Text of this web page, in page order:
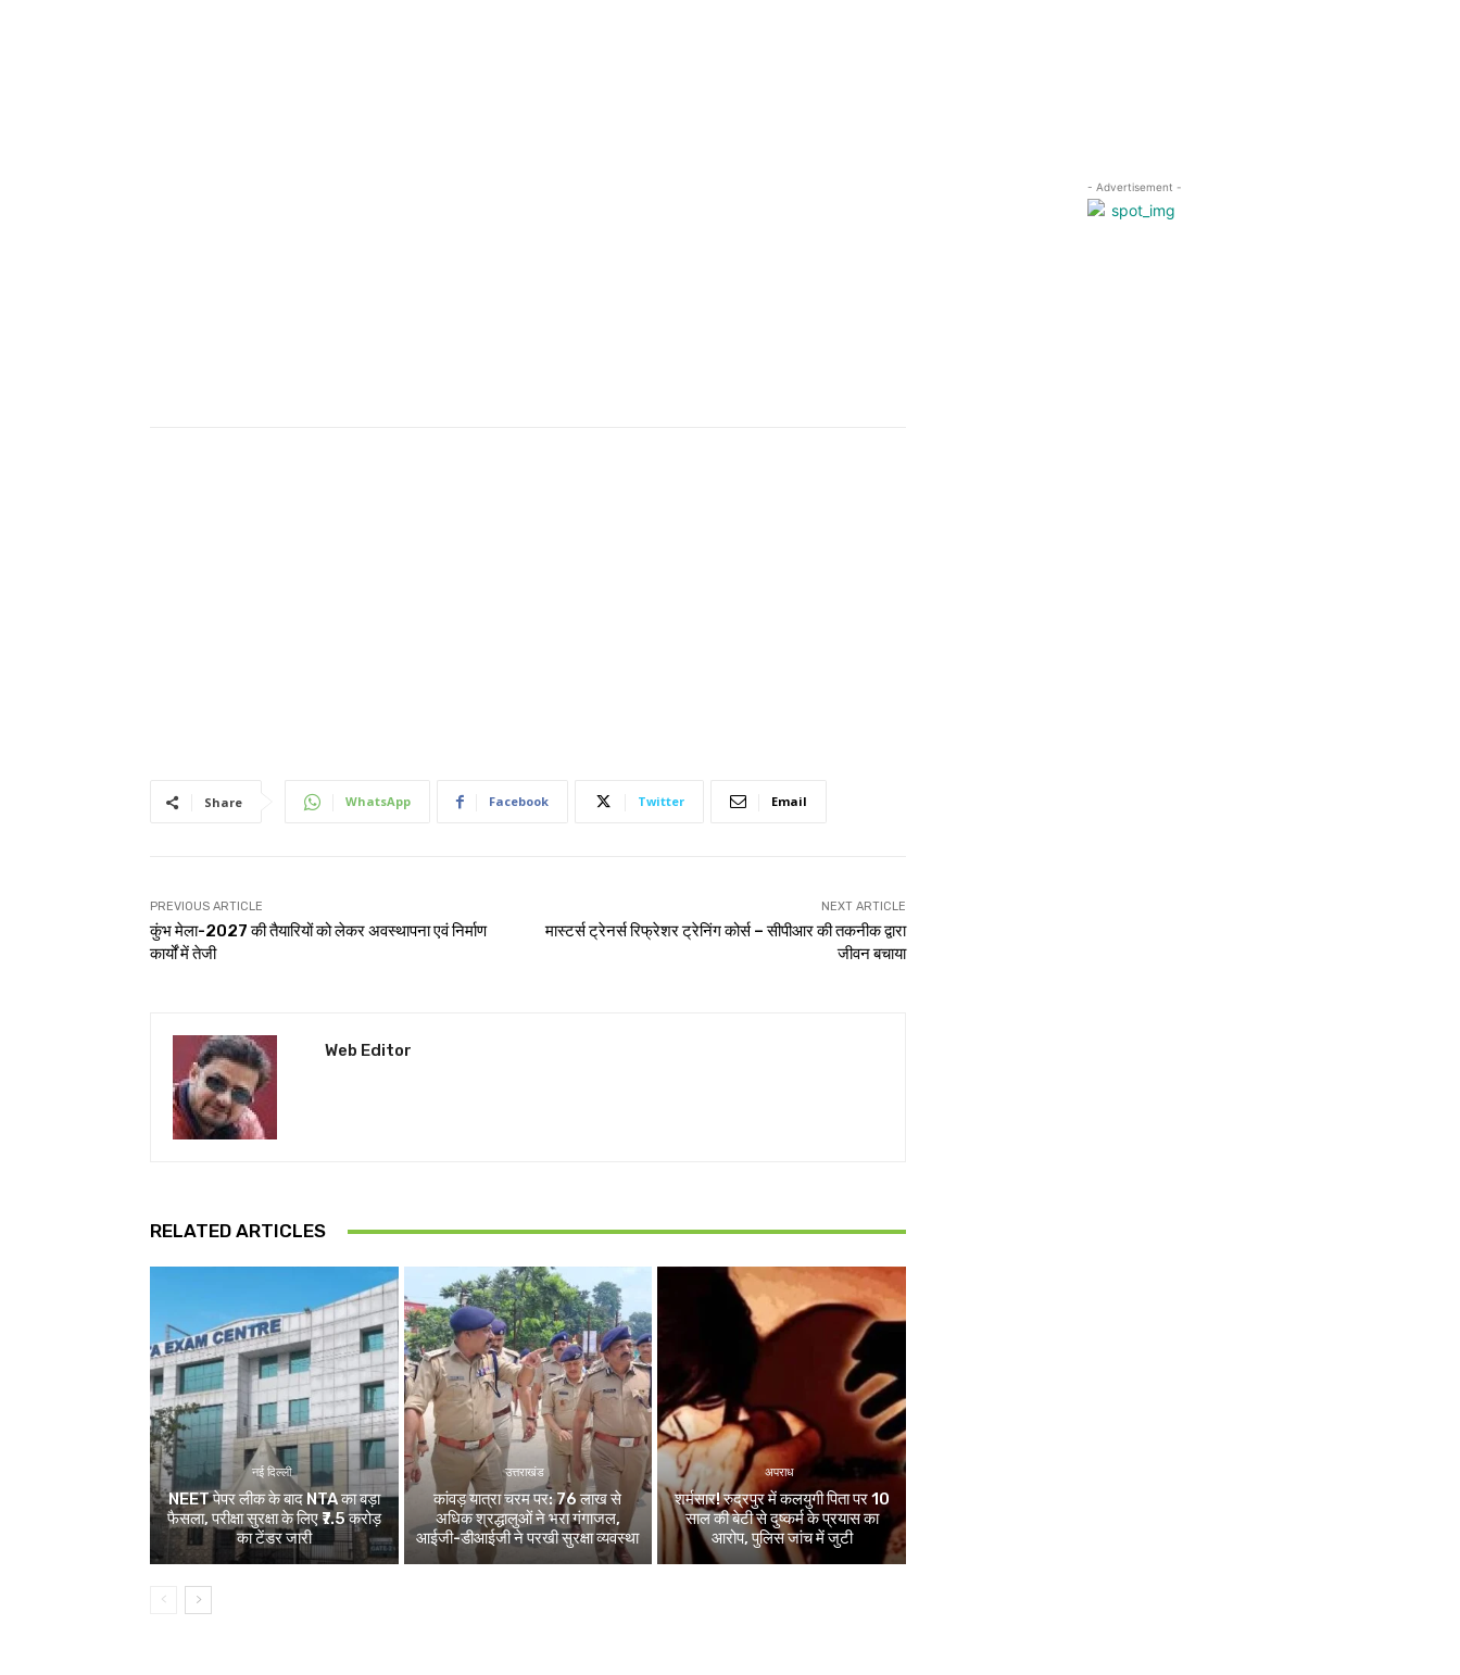
Share WhatsApp Facebook Twitter Email
PREVIOUS ARTICLE
कुंभ मेला-2027 की तैयारियों को लेकर अवस्थापना एवं निर्माण
कार्यों में तेजी
NEXT ARTICLE
मास्टर्स ट्रेनर्स रिफ्रेशर ट्रेनिंग कोर्स – सीपीआर की तकनीक द्वारा
जीवन बचाया
Web Editor
RELATED ARTICLES
नई दिल्ली
NEET पेपर लीक के बाद NTA का बड़ा
फैसला, परीक्षा सुरक्षा के लिए ₹7.5 करोड़
का टेंडर जारी
उत्तराखंड
कांवड़ यात्रा चरम पर: 76 लाख से
अधिक श्रद्धालुओं ने भरा गंगाजल,
आईजी-डीआईजी ने परखी सुरक्षा व्यवस्था
अपराध
शर्मसार! रुद्रपुर में कलयुगी पिता पर 10
साल की बेटी से दुष्कर्म के प्रयास का
आरोप, पुलिस जांच में जुटी
- Advertisement -